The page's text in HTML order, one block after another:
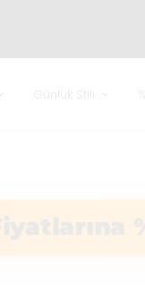
Günlük Stili